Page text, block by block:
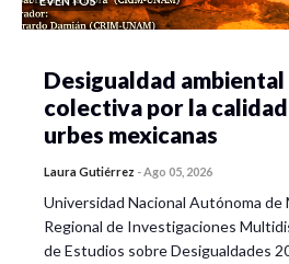
Desigualdad ambiental
colectiva por la
urbes mexicanas
Laura Gutiérrez -Ago 05, 2026
Universidad Nacional Autónoma de
Regional de Investigaciones
de Estudios sobre Desigualdades